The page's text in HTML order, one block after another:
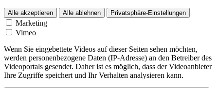
Alle akzeptieren Alle ablehnen Privatsphäre-Einstellungen
Marketing
Vimeo
Wenn Sie eingebettete Videos auf dieser Seiten sehen möchten,
werden personen­be­zogene Daten (IP-Adresse) an den Betreiber des
Videoportals gesendet. Daher ist es möglich, dass der Videoan­bieter
Ihre Zugriffe speichert und Ihr Verhalten analysieren kann.